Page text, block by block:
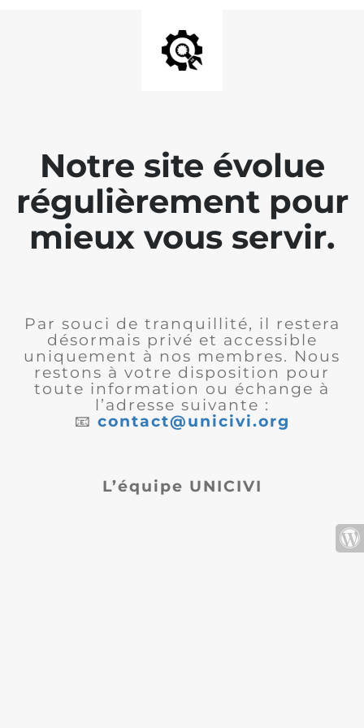
Notre site évolue
régulièrement pour
mieux vous servir.
Par souci de tranquillité, il restera
désormais privé et accessible
uniquement à nos membres. Nous
restons à votre disposition pour
toute information ou échange à
l’adresse suivante :
📧 contact@unicivi.org
L’équipe UNICIVI